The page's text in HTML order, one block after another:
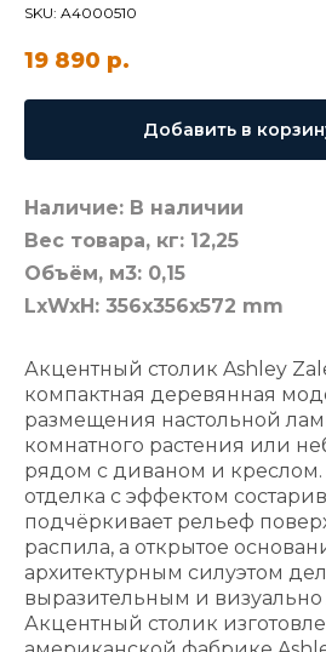
SKU: A4000510
19 890 р.
Добавить в
Наличие: В наличии
Вес товара, кг: 12,25
Объём, м3: 0,15
LxWxH: 356x356x572 mm
Акцентный столик Ashley
компактная деревянная
размещения настольной
комнатного растения или
рядом с диваном и
отделка с эффектом
подчёркивает рельеф
распила, а открытое
архитектурным силуэтом
выразительным и визуально
Акцентный столик